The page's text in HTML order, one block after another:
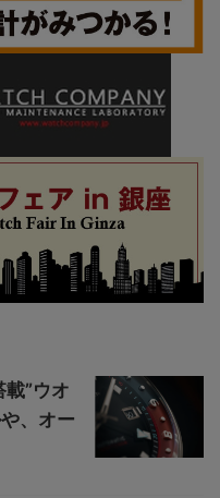
載”ウオ
、オー